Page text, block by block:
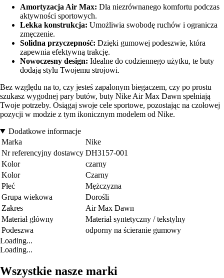
Amortyzacja Air Max: Dla niezrównanego komfortu podczas
aktywności sportowych.
Lekka konstrukcja: Umożliwia swobodę ruchów i ogranicza
zmęczenie.
Solidna przyczepność: Dzięki gumowej podeszwie, która
zapewnia efektywną trakcję.
Nowoczesny design: Idealne do codziennego użytku, te buty
dodają stylu Twojemu strojowi.
Bez względu na to, czy jesteś zapalonym biegaczem, czy po prostu
szukasz wygodnej pary butów, buty Nike Air Max Dawn spełniają
Twoje potrzeby. Osiągaj swoje cele sportowe, pozostając na czołowej
pozycji w modzie z tym ikonicznym modelem od Nike.
Dodatkowe informacje
Marka
Nike
Nr referencyjny dostawcy DH3157-001
Kolor
czarny
Kolor
Czarny
Płeć
Mężczyzna
Grupa wiekowa
Dorośli
Zakres
Air Max Dawn
Materiał główny
Materiał syntetyczny / tekstylny
Podeszwa
odporny na ścieranie gumowy
Loading...
Loading...
Wszystkie nasze marki